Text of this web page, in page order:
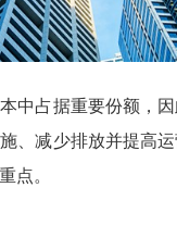
中占据重要份额，
、减少排放并提高
点。